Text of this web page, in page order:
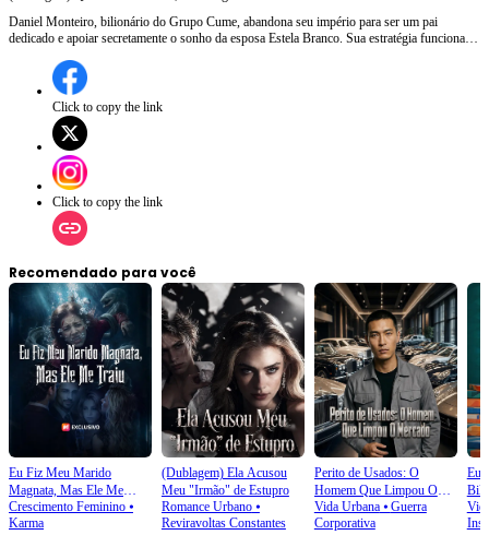
Daniel Monteiro, bilionário do Grupo Cume, abandona seu império para ser um pai
dedicado e apoiar secretamente o sonho da esposa Estela Branco. Sua estratégia funciona:
amigo", chega ao limite num jogo de beijo durante uma festa. Agora, Daniel vai
desencadear uma vingança que destruirá tudo... até seu próprio casamento.
Click to copy the link
Click to copy the link
Recomendado para você
Eu Fiz Meu Marido
Magnata, Mas Ele Me
Traiu
Crescimento Feminino ⦁
Karma
(Dublagem) Ela Acusou
Meu "Irmão" de Estupro
Romance Urbano⦁
Reviravoltas Constantes
Perito de Usados: O
Homem Que Limpou O
Mercado
Vida Urbana⦁ Guerra
Corporativa
Eu